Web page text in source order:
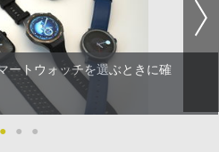
ートウォッチを選ぶときに確
● ● ●